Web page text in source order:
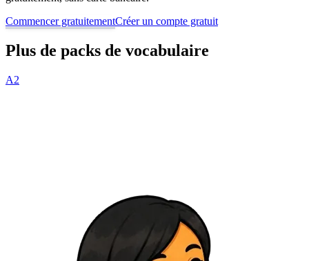
Commencer gratuitementCréer un compte gratuit
Plus de packs de vocabulaire
A2